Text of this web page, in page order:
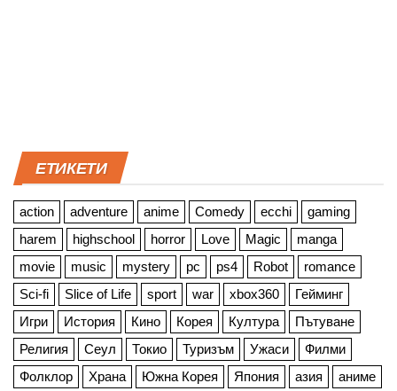
ЕТИКЕТИ
action adventure anime Comedy ecchi
gaming
harem
highschool horror Love Magic
manga
movie
music mystery pc ps4 Robot
romance
Sci-fi
Slice of Life sport war xbox360
Гейминг
Игри
История Кино Корея Култура
Пътуване
Религия
Сеул Токио Туризъм Ужаси
Филми
Фолклор
Храна Южна Корея Япония азия аниме